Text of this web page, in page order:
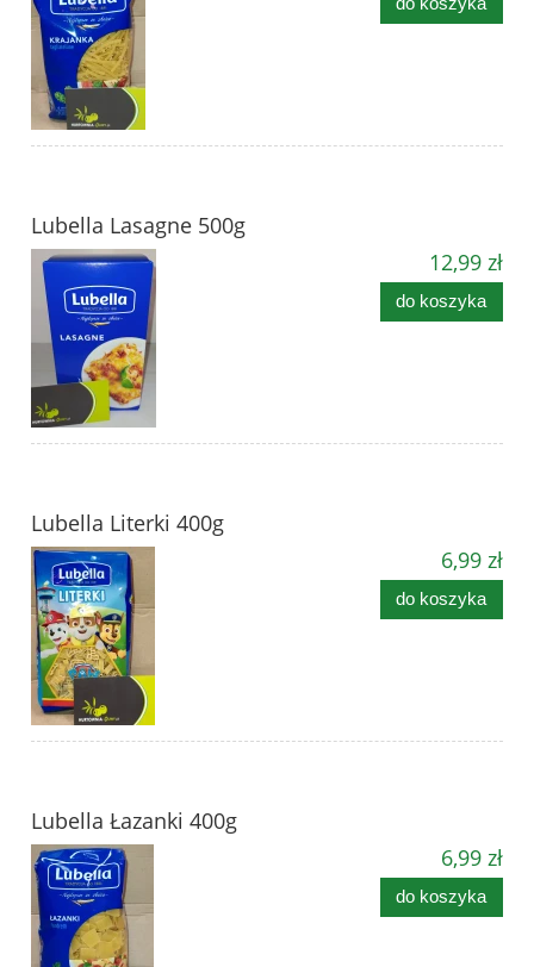
Lubella Lasagne 500g
12,99 zł
do koszyka
Lubella Literki 400g
6,99 zł
do koszyka
Lubella Łazanki 400g
6,99 zł
do koszyka